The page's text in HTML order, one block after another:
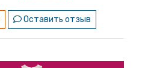
Оставить отзыв